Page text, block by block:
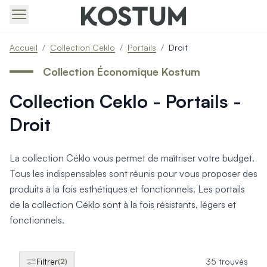
Produits > Portails > Portails contemporains
Produits > Portails > Portails traditionnels
Produits > Portails > Portails architectes
Produits > Portails > Portails avec décors
Produits > Portails > Portails économiques
Produits > Portails > Motorisation Portail
Produits > Portillons > Tous nos portillons
Produits > Portillons > Portillons contemporains
Produits > Portillons > Portillons traditionnels
Produits > Portillons > Portillons architectes
Produits > Portillons > Portillons décoratifs
Produits > Portillons > Motorisation Portillon
Produits > Clôtures > Toutes nos clôtures
Accueil / Collection Ceklo / Portails / Droit
Collection Ceklo - Portails -
Droit
Collection Économique Kostum
La collection Céklo vous permet de maîtriser votre budget.
Tous les indispensables sont réunis pour vous proposer des
produits à la fois esthétiques et fonctionnels. Les portails
de la collection Céklo sont à la fois résistants, légers et
fonctionnels.
Filtrer(2) 35 trouvés